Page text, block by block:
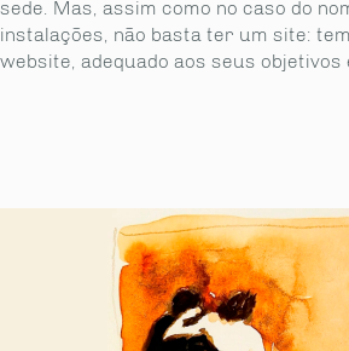
sede. Mas, assim como no caso do
instalações, não basta ter um site:
website, adequado aos seus objetivos